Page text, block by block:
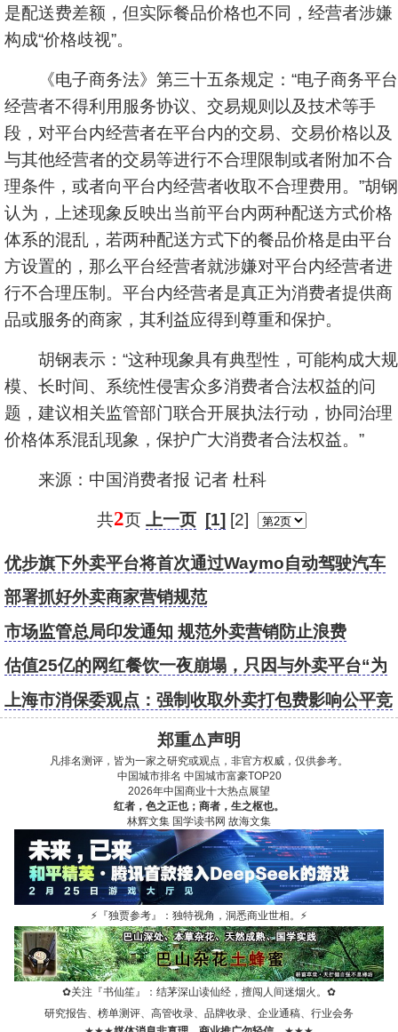
是配送费差额，但实际餐品价格也不同，经营者涉嫌
构成“价格歧视”。
《电子商务法》第三十五条规定：“电子商务平台
经营者不得利用服务协议、交易规则以及技术等手
段，对平台内经营者在平台内的交易、交易价格以及
与其他经营者的交易等进行不合理限制或者附加不合
理条件，或者向平台内经营者收取不合理费用。”胡钢
认为，上述现象反映出当前平台内两种配送方式价格
体系的混乱，若两种配送方式下的餐品价格是由平台
方设置的，那么平台经营者就涉嫌对平台内经营者进
行不合理压制。平台内经营者是真正为消费者提供商
品或服务的商家，其利益应得到尊重和保护。
胡钢表示：“这种现象具有典型性，可能构成大规
模、长时间、系统性侵害众多消费者合法权益的问
题，建议相关监管部门联合开展执法行动，协同治理
价格体系混乱现象，保护广大消费者合法权益。”
来源：中国消费者报 记者 杜科
共2页 上一页 [1] [2]
优步旗下外卖平台将首次通过Waymo自动驾驶汽车
配送订单
部署抓好外卖商家营销规范
市场监管总局印发通知 规范外卖营销防止浪费
估值25亿的网红餐饮一夜崩塌，只因与外卖平台“为
敌”？
上海市消保委观点：强制收取外卖打包费影响公平竞
郑重⚠️声明
凡排名测评，皆为一家之研究或观点，非官方权威，仅供参考。
中国城市排名 中国城市富豪TOP20
2026年中国商业十大热点展望
红者，色之正也；商者，生之枢也。
林辉文集 国学读书网 故海文集
⚡ 『独贾参考』：独特视角，洞悉商业世相。 ⚡
✿关注『书仙笙』：结茅深山读仙经，擅闯人间迷烟火。 ✿
研究报告、榜单测评、高管收录、品牌收录、企业通稿、行业会务